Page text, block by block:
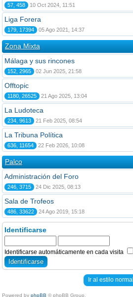
57, 458 10 Oct 2024, 11:51
Liga Forera
179, 17394 05 Ago 2021, 14:37
Zona Mixta
Málaga y sus rincones
152, 2965 02 Jun 2025, 21:58
Offtopic
1180, 26525 21 Ago 2025, 13:04
La Ludoteca
234, 9613 21 Feb 2025, 08:54
La Tribuna Política
636, 11654 22 Feb 2026, 10:08
Palco
Administración del Foro
246, 3715 24 Dic 2025, 08:13
Sala de Trofeos
486, 33622 24 Ago 2019, 15:18
Identificarse
Identificarse automáticamente en cada visita
Ir al estilo normal
Powered by phpBB © phpBB Group.